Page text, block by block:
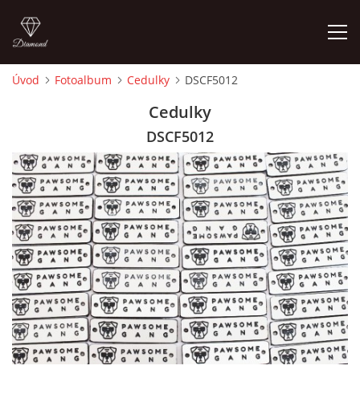
CEDULKY
MOJE POSLEDNÍ PRÁCE
Úvod Fotoalbum Cedulky DSCF5012
Cedulky
DSCF5012